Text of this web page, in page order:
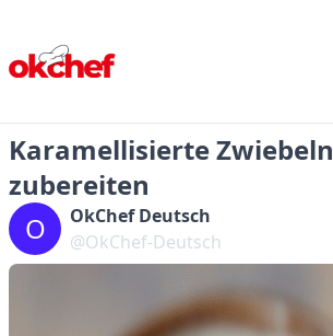
Karamellisierte Zwiebeln
zubereiten
O
OkChef Deutsch
@OkChef-Deutsch